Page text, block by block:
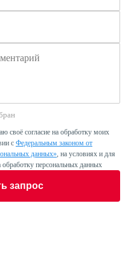
своё согласие на обработку моих
с Федеральным законом от
данных», на условиях и для
персональных данных
запрос